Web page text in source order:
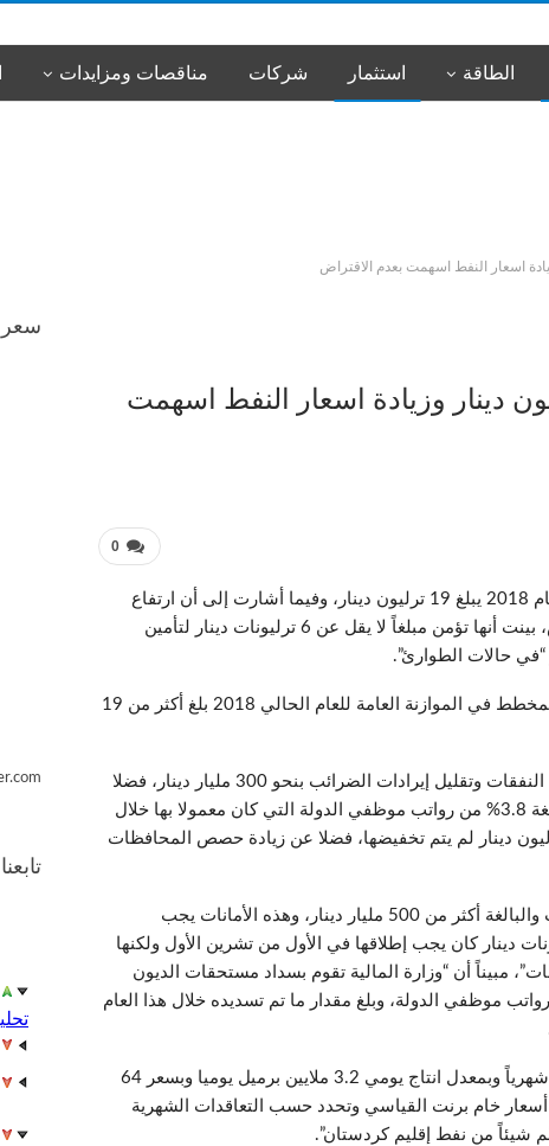
الطاقة استثمار شركات مناقصات ومزايدات
مقدار العجز بالموازنة ١٩ ترليون دينار وزيادة اسعار النفط اسهمت
0
أكدت وزارة المالية، أن مقدار العجز في الموازنة المالية لعام 2018 يبلغ 19 ترليون دينار، وفيما أشارت إلى أن ارتفاع
أسعار النفط ساعد الحكومة في عدم الذهاب إلى الاقتراض، بينت أنها تؤمن مبلغاً لا يقل عن 6 ترليونات دينار لتأمين
حالات الطوارئ”.
وقال وكيل الوزارة ماهر حماد جوهان إن “العجز الحقيقي المخطط في الموازنة العامة للعام الحالي 2018 بلغ أكثر من 19
وأوضح جوهان، أن “العجز المشار اليه جاء نتيجة زيادة حجم النفقات وتقليل إيرادات الضرائب بنحو 300 مليار دينار، فضلا
عن انفاق ترليوني دينار لتأمين إيقاف نسبة الاستقطاع البالغة 3.8% من رواتب موظفي الدولة التي كان معمولا بها خلال
الماضية”، مبيناً أن “النفقات الامنية البالغة 1.4 ترليون دينار لم يتم تخفيضها، فضلا عن زيادة حصص المحافظات
وأضاف، أن “هناك مبالغ لم تظهر في الموازنة وهي الأمانات والبالغة أكثر من 500 مليار دينار، وهذه الأمانات يجب
وهناك تخصيصات للطوارئ بلغت3 ترليونات دينار كان يجب إطلاقها في الأول من تشرين الأول ولكنها
مبيناً أن “وزارة المالية تقوم بسداد مستحقات الديون
رواتب موظفي الدولة، وبلغ مقدار ما تم تسديده خلال هذا العام
وأشار إلى أن “حجم صادرات النفط يبلغ 100 مليون برميل شهرياً وبمعدل انتاج يومي 3.2 ملايين برميل يوميا وبسعر 64
الأسعار هي أقل بمقدار 7 دولارات من أسعار خام برنت القياسي وتحدد حسب التعاقدات الشهرية
شيئاً من نفط إقليم كردستان”.
سعر